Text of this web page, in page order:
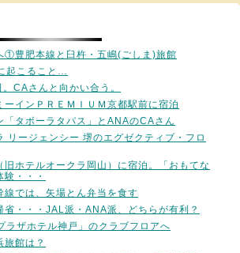
①豊肥本線と臼杵・五嶋(ごしま)旅館
起こること…
CAさんと向かい合う。
ーインＰＲＥＭＩＵＭ京都駅前に宿泊
「タボーラタパス」とANAのCAさん
リージェンシー 堺のエグゼクティブ・フロ
旧ホテルオークラ岡山）に宿泊。「おもてな
・・・
線では、矢場とん弁当を食す
省・・・JAL派・ANA派、どちらが有利？
ラザホテル神戸」のクラブフロアへ
旅館は？